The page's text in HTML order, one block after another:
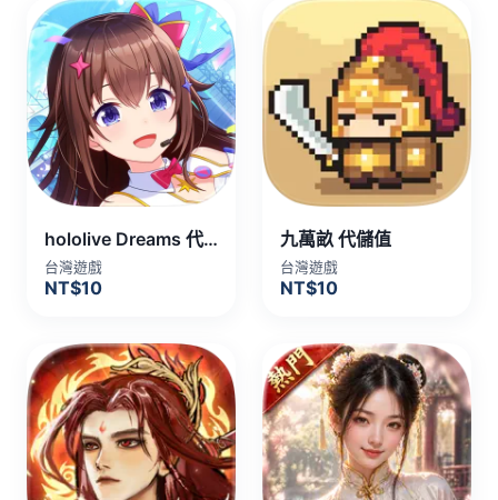
hololive Dreams 代儲值
台灣遊戲
NT$10
九萬畝 代儲值
台灣遊戲
NT$10